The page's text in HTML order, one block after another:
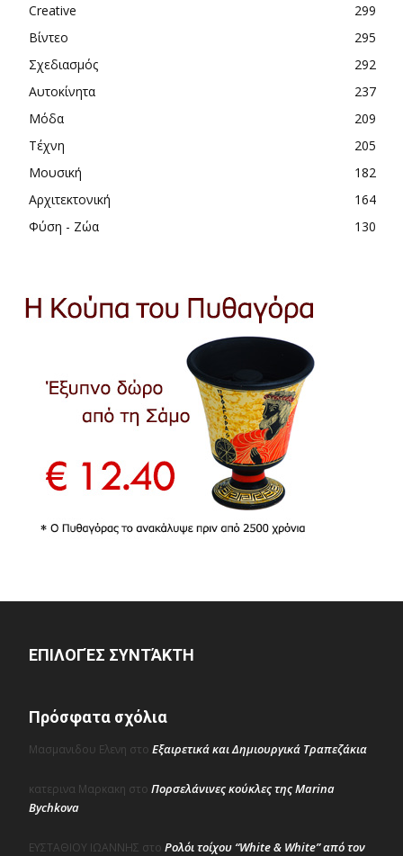
Creative
299
Βίντεο
295
Σχεδιασμός
292
Αυτοκίνητα
237
Μόδα
209
Τέχνη
205
Μουσική
182
Αρχιτεκτονική
164
Φύση - Ζώα
130
ΕΠΙΛΟΓΈΣ ΣΥΝΤΆΚΤΗ
Πρόσφατα σχόλια
Μασμανιδου Ελενη στο Εξαιρετικά και Δημιουργικά Τραπεζάκια
κατερινα Μαρκακη στο Πορσελάνινες κούκλες της Marina
Bychkova
ΕΥΣΤΑΘΙΟΥ ΙΩΑΝΝΗΣ στο Ρολόι τοίχου “White & White” από τον